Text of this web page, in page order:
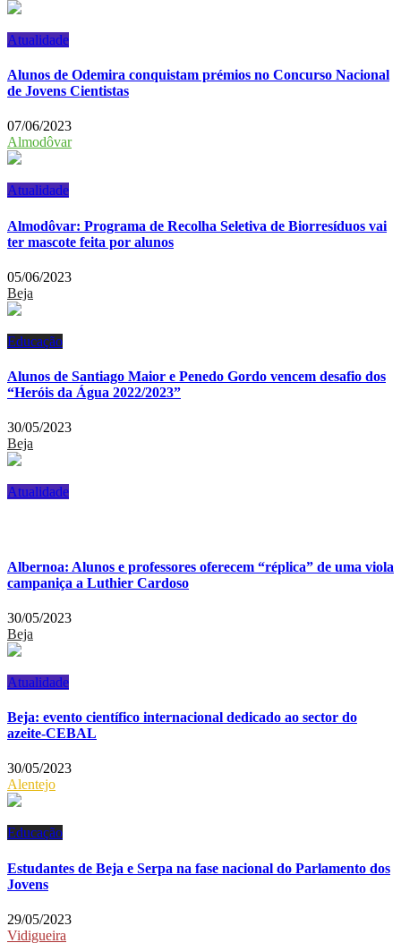
Atualidade
Alunos de Odemira conquistam prémios no Concurso Nacional
de Jovens Cientistas
07/06/2023
Almodôvar
Atualidade
Almodôvar: Programa de Recolha Seletiva de Biorresíduos vai
ter mascote feita por alunos
05/06/2023
Beja
Educação
Alunos de Santiago Maior e Penedo Gordo vencem desafio dos
“Heróis da Água 2022/2023”
30/05/2023
Beja
Atualidade
Albernoa: Alunos e professores oferecem “réplica” de uma viola
campaniça a Luthier Cardoso
30/05/2023
Beja
Atualidade
Beja: evento científico internacional dedicado ao sector do
azeite-CEBAL
30/05/2023
Alentejo
Educação
Estudantes de Beja e Serpa na fase nacional do Parlamento dos
Jovens
29/05/2023
Vidigueira